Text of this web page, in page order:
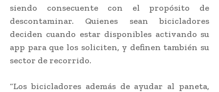
siendo consecuente con el propósito de
descontaminar. Quienes sean bicicladores
deciden cuando estar disponibles activando su
app para que los soliciten, y definen también su
sector de recorrido.
“Los bicicladores además de ayudar al paneta,